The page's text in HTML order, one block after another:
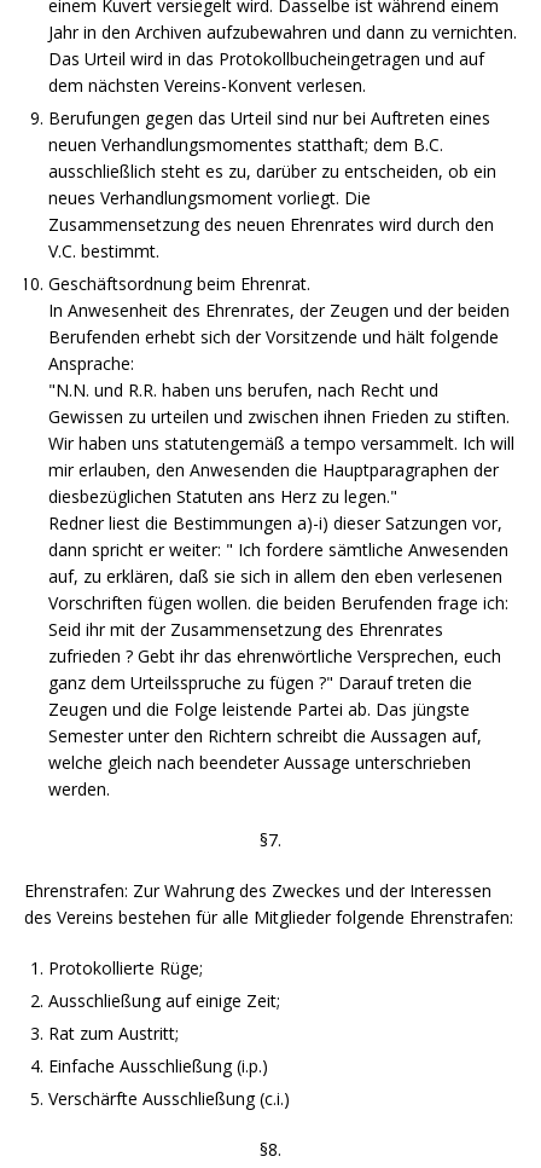
einem Kuvert versiegelt wird. Dasselbe ist während einem
Jahr in den Archiven aufzubewahren und dann zu vernichten.
Das Urteil wird in das Protokollbucheingetragen und auf
dem nächsten Vereins-Konvent verlesen.
Berufungen gegen das Urteil sind nur bei Auftreten eines
neuen Verhandlungsmomentes statthaft; dem B.C.
ausschließlich steht es zu, darüber zu entscheiden, ob ein
neues Verhandlungsmoment vorliegt. Die
Zusammensetzung des neuen Ehrenrates wird durch den
V.C. bestimmt.
Geschäftsordnung beim Ehrenrat.
In Anwesenheit des Ehrenrates, der Zeugen und der beiden
Berufenden erhebt sich der Vorsitzende und hält folgende
Ansprache:
"N.N. und R.R. haben uns berufen, nach Recht und
Gewissen zu urteilen und zwischen ihnen Frieden zu stiften.
Wir haben uns statutengemäß a tempo versammelt. Ich will
mir erlauben, den Anwesenden die Hauptparagraphen der
diesbezüglichen Statuten ans Herz zu legen."
Redner liest die Bestimmungen a)-i) dieser Satzungen vor,
dann spricht er weiter: " Ich fordere sämtliche Anwesenden
auf, zu erklären, daß sie sich in allem den eben verlesenen
Vorschriften fügen wollen. die beiden Berufenden frage ich:
Seid ihr mit der Zusammensetzung des Ehrenrates
zufrieden ? Gebt ihr das ehrenwörtliche Versprechen, euch
ganz dem Urteilsspruche zu fügen ?" Darauf treten die
Zeugen und die Folge leistende Partei ab. Das jüngste
Semester unter den Richtern schreibt die Aussagen auf,
welche gleich nach beendeter Aussage unterschrieben
werden.
§7.
Ehrenstrafen: Zur Wahrung des Zweckes und der Interessen
des Vereins bestehen für alle Mitglieder folgende Ehrenstrafen:
Protokollierte Rüge;
Ausschließung auf einige Zeit;
Rat zum Austritt;
Einfache Ausschließung (i.p.)
Verschärfte Ausschließung (c.i.)
§8.